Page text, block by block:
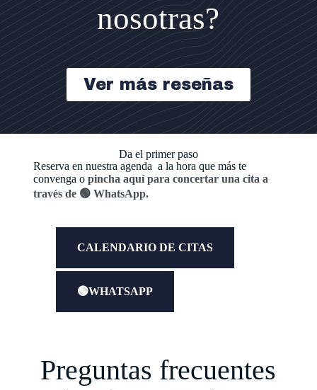
nosotras?
Ver más reseñas
Da el primer paso
Reserva en nuestra agenda a la hora que más te
convenga o pincha aquí para concertar una cita a
través de 🟢 WhatsApp.
CALENDARIO DE CITAS
🟢WHATSAPP
Preguntas frecuentes